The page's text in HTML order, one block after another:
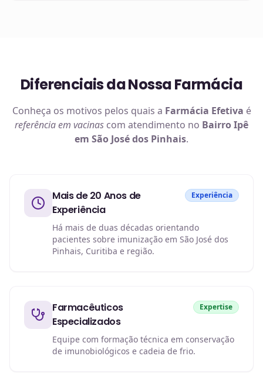
Diferenciais da Nossa Farmácia
Conheça os motivos pelos quais a Farmácia Efetiva é
referência em vacinas com atendimento no Bairro Ipê
em São José dos Pinhais.
Mais de 20 Anos de
Experiência
Experiência
Há mais de duas décadas orientando
pacientes sobre imunização em São José dos
Pinhais, Curitiba e região.
Farmacêuticos
Especializados
Expertise
Equipe com formação técnica em conservação
de imunobiológicos e cadeia de frio.